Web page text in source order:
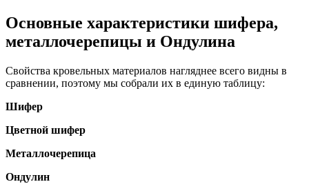
Основные характеристики шифера,
металлочерепицы и Ондулина
Свойства кровельных материалов нагляднее всего видны в
сравнении, поэтому мы собрали их в единую таблицу:
Шифер
Цветной шифер
Металлочерепица
Ондулин